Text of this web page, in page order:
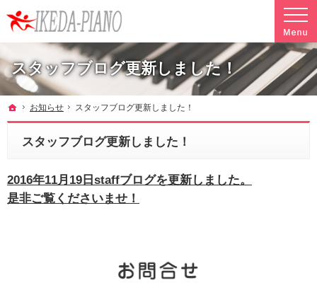
スタッフブログ更新しました！
調律やクリーニングも行っています。ピアノ引越し・運搬・配送なら料金も魅力の当社へ
ホーム
お知らせ スタッフブログ更新しました！
スタッフブログ更新しました！
2016年11月19日staffブログを更新しました。
是非ご覧くださいませ！